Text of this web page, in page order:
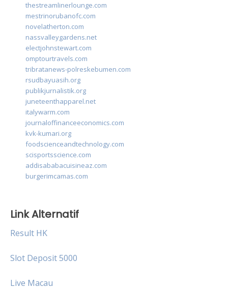
thestreamlinerlounge.com
mestrinorubanofc.com
novelatherton.com
nassvalleygardens.net
electjohnstewart.com
omptourtravels.com
tribratanews-polreskebumen.com
rsudbayuasih.org
publikjurnalistik.org
juneteenthapparel.net
italywarm.com
journaloffinanceeconomics.com
kvk-kumari.org
foodscienceandtechnology.com
scisportsscience.com
addisababacuisineaz.com
burgerimcamas.com
Link Alternatif
Result HK
Slot Deposit 5000
Live Macau